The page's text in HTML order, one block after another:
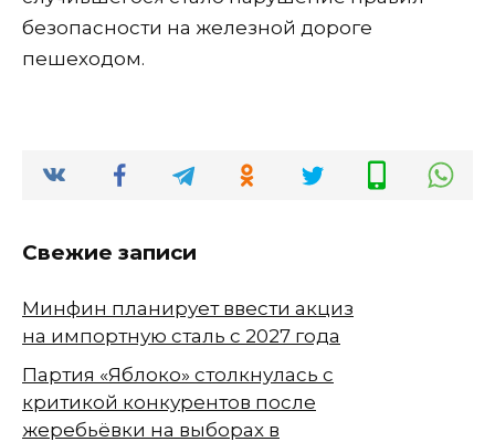
безопасности на железной дороге
пешеходом.
Свежие записи
Минфин планирует ввести акциз
на импортную сталь с 2027 года
Партия «Яблоко» столкнулась с
критикой конкурентов после
жеребьёвки на выборах в